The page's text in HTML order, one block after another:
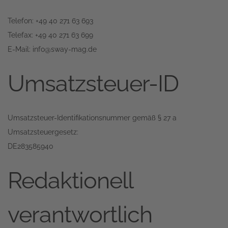
Telefon: +49 40 271 63 693
Telefax: +49 40 271 63 699
E-Mail: info@sway-mag.de
Umsatzsteuer-ID
Umsatzsteuer-Identifikationsnummer gemäß § 27 a
Umsatzsteuergesetz:
DE283585940
Redaktionell
verantwortlich